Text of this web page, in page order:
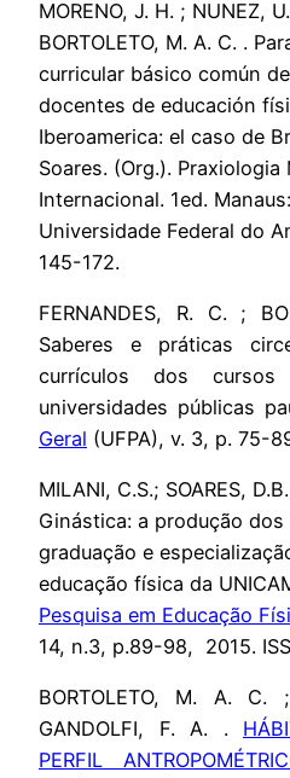
MORENO, J. H. ; NUNEZ,
BORTOLETO, M. A. C. .
curricular básico común
docentes de educación
Iberoamerica: el caso de
Soares. (Org.).
Internacional. 1ed.
Universidade Federal do
145-172.
FERNANDES, R. C. ;
Saberes e práticas
currículos dos
universidades públicas
Geral (UFPA), v. 3, p. 75-
MILANI, C.S.; SOARES,
Ginástica: a produção
graduação e
educação física da
Pesquisa em Educação
14, n.3, p.89-98, 2015.
BORTOLETO, M. A.
GANDOLFI, F. A. .
PERFIL